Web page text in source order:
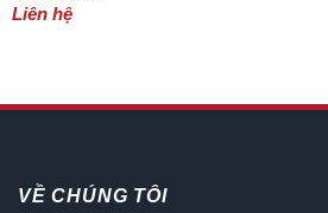
Liên hệ
VỀ CHÚNG TÔI